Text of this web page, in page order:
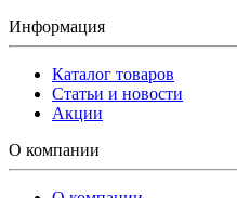
Информация
Каталог товаров
Статьи и новости
Акции
О компании